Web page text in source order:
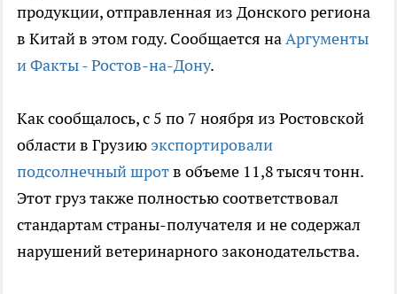
продукции, отправленная из Донского региона
в Китай в этом году. Сообщается наАргументы
и Факты - Ростов-на-Дону.
Как сообщалось, с 5 по 7 ноября из Ростовской
области в Грузию экспортировали
подсолнечный шротв объеме 11,8 тысяч тонн.
Этот груз также полностью соответствовал
стандартам страны-получателя и не содержал
нарушений ветеринарного законодательства.